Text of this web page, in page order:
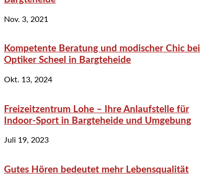
Nov. 3, 2021
Kompetente Beratung und modischer Chic bei
Optiker Scheel in Bargteheide
Okt. 13, 2024
Freizeitzentrum Lohe – Ihre Anlaufstelle für
Indoor-Sport in Bargteheide und Umgebung
Juli 19, 2023
Gutes Hören bedeutet mehr Lebensqualität